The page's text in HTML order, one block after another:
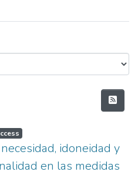
idoneidad y
en las medidas